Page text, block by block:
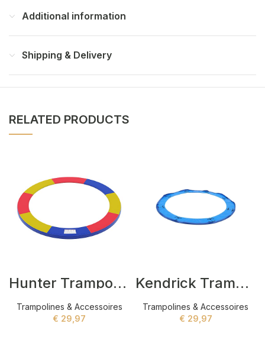
Additional information
Shipping & Delivery
RELATED PRODUCTS
Hunter Trampolines Blauw,Rood,Geel
Trampolines & Accessoires
€ 29,97
Kendrick Trampolines Blauw
Trampolines & Accessoires
€ 29,97